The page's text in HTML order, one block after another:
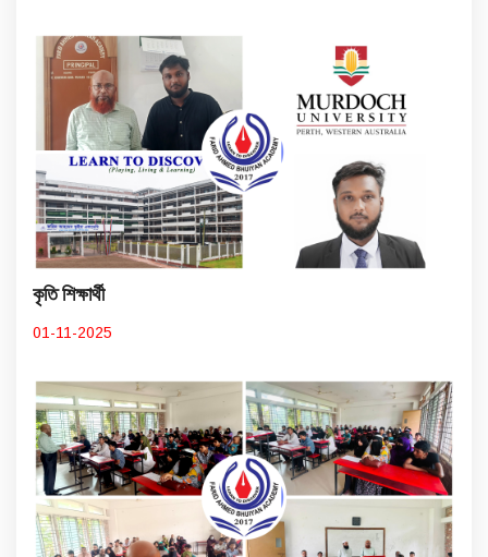
কৃতি শিক্ষার্থী
01-11-2025